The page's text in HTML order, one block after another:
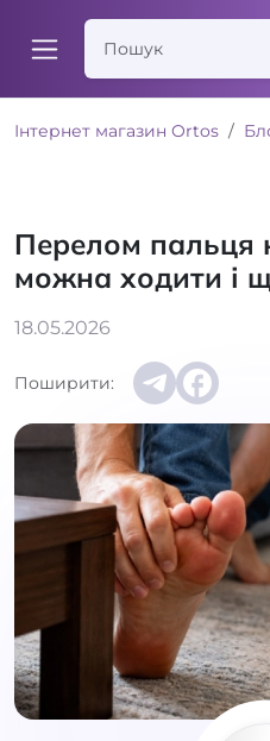
Інтернет магазин Ortos
Перелом пальця
можна ходити і
18.05.2026
Поширити: